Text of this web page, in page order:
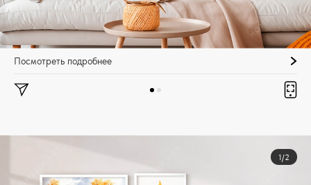
Посмотреть подробнее
1/2